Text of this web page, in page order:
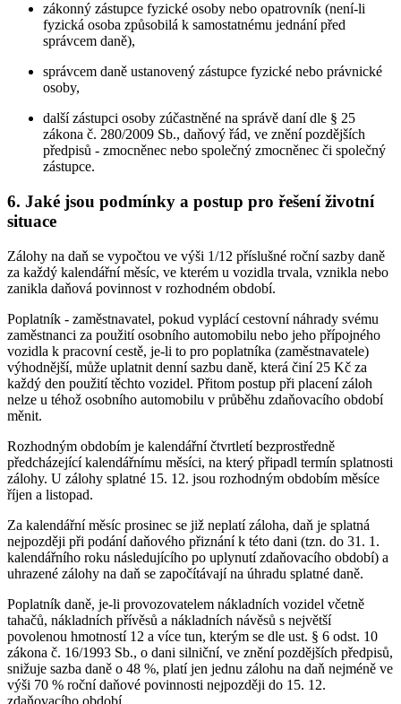
zákonný zástupce fyzické osoby nebo opatrovník (není-li
fyzická osoba způsobilá k samostatnému jednání před
správcem daně),
správcem daně ustanovený zástupce fyzické nebo právnické
osoby,
další zástupci osoby zúčastněné na správě daní dle § 25
zákona č. 280/2009 Sb., daňový řád, ve znění pozdějších
předpisů - zmocněnec nebo společný zmocněnec či společný
zástupce.
6. Jaké jsou podmínky a postup pro řešení životní
situace
Zálohy na daň se vypočtou ve výši 1/12 příslušné roční sazby daně
za každý kalendářní měsíc, ve kterém u vozidla trvala, vznikla nebo
zanikla daňová povinnost v rozhodném období.
Poplatník - zaměstnavatel, pokud vyplácí cestovní náhrady svému
zaměstnanci za použití osobního automobilu nebo jeho přípojného
vozidla k pracovní cestě, je-li to pro poplatníka (zaměstnavatele)
výhodnější, může uplatnit denní sazbu daně, která činí 25 Kč za
každý den použití těchto vozidel. Přitom postup při placení záloh
nelze u téhož osobního automobilu v průběhu zdaňovacího období
měnit.
Rozhodným obdobím je kalendářní čtvrtletí bezprostředně
předcházející kalendářnímu měsíci, na který připadl termín splatnosti
zálohy. U zálohy splatné 15. 12. jsou rozhodným obdobím měsíce
říjen a listopad.
Za kalendářní měsíc prosinec se již neplatí záloha, daň je splatná
nejpozději při podání daňového přiznání k této dani (tzn. do 31. 1.
kalendářního roku následujícího po uplynutí zdaňovacího období) a
uhrazené zálohy na daň se započítávají na úhradu splatné daně.
Poplatník daně, je-li provozovatelem nákladních vozidel včetně
tahačů, nákladních přívěsů a nákladních návěsů s největší
povolenou hmotností 12 a více tun, kterým se dle ust. § 6 odst. 10
zákona č. 16/1993 Sb., o dani silniční, ve znění pozdějších předpisů,
snižuje sazba daně o 48 %, platí jen jednu zálohu na daň nejméně ve
výši 70 % roční daňové povinnosti nejpozději do 15. 12.
zdaňovacího období.